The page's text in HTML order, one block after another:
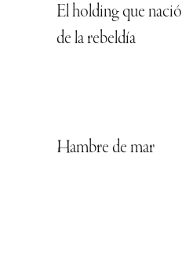
El holding que nació
de la rebeldía
Hambre de mar